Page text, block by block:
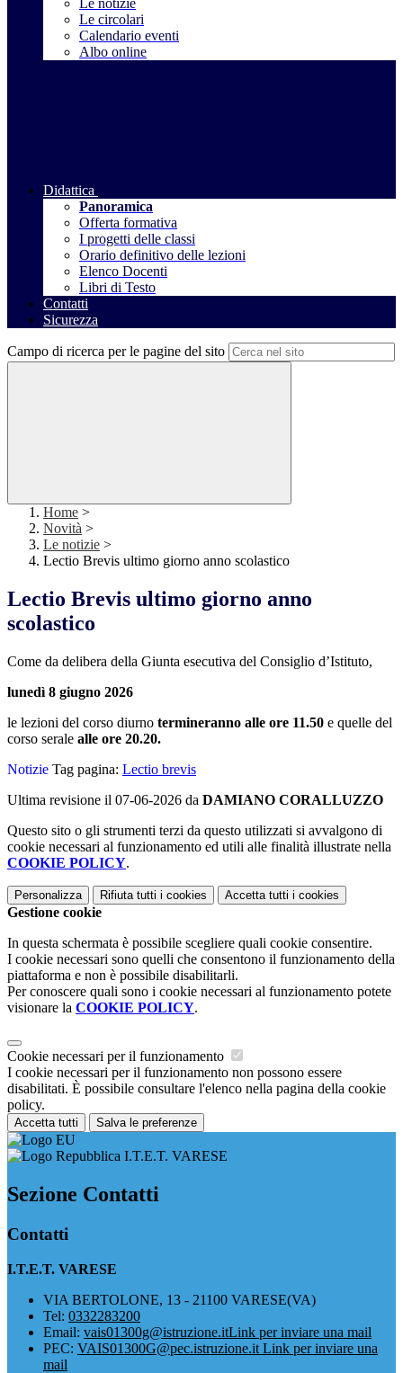
Le notizie
Le circolari
Calendario eventi
Albo online
Didattica
Panoramica
Offerta formativa
I progetti delle classi
Orario definitivo delle lezioni
Elenco Docenti
Libri di Testo
Contatti
Sicurezza
Campo di ricerca per le pagine del sito
Home >
Novità >
Le notizie >
Lectio Brevis ultimo giorno anno scolastico
Lectio Brevis ultimo giorno anno
scolastico
Come da delibera della Giunta esecutiva del Consiglio d’Istituto,
lunedì 8 giugno 2026
le lezioni del corso diurno termineranno alle ore 11.50 e quelle del
corso serale alle ore 20.20.
Notizie Tag pagina: Lectio brevis
Ultima revisione il 07-06-2026 da DAMIANO CORALLUZZO
Questo sito o gli strumenti terzi da questo utilizzati si avvalgono di
cookie necessari al funzionamento ed utili alle finalità illustrate nella
COOKIE POLICY.
Personalizza Rifiuta tutti i cookies Accetta tutti i cookies
Gestione cookie
In questa schermata è possibile scegliere quali cookie consentire.
I cookie necessari sono quelli che consentono il funzionamento della
piattaforma e non è possibile disabilitarli.
Per conoscere quali sono i cookie necessari al funzionamento potete
visionare la COOKIE POLICY.
Cookie necessari per il funzionamento
I cookie necessari per il funzionamento non possono essere
disabilitati. È possibile consultare l'elenco nella pagina della cookie
policy.
Accetta tutti Salva le preferenze
I.T.E.T. VARESE
Sezione Contatti
Contatti
I.T.E.T. VARESE
VIA BERTOLONE, 13 - 21100 VARESE(VA)
Tel: 0332283200
Email: vais01300g@istruzione.itLink per inviare una mail
PEC: VAIS01300G@pec.istruzione.it Link per inviare una
mail